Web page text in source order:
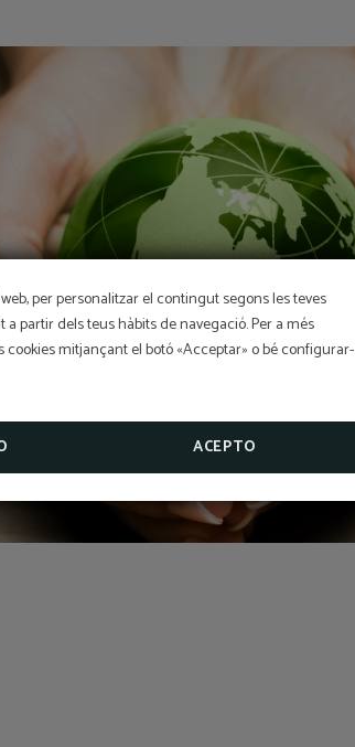
per personalitzar el contingut segons les teves
partir dels teus hàbits de navegació. Per a més
mitjançant el botó «Acceptar» o bé configurar-
ACEPTO
EXCLUSIVA
garantit, descompte per reserva anticipada, esmorzar
i assegurança de cancel·lació gratuïta inclosa!
SEGUR DE CANCEL·LACIÓ